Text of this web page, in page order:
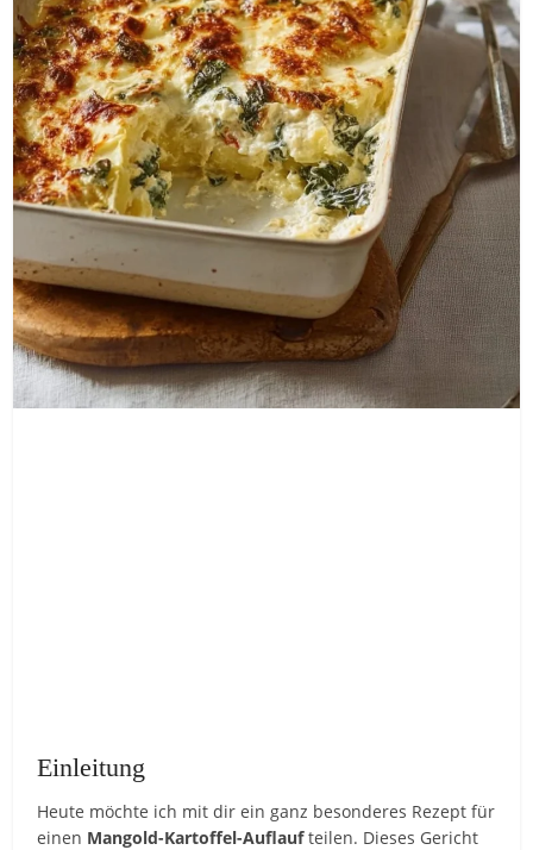
Einleitung
Heute möchte ich mit dir ein ganz besonderes Rezept für
einen Mangold-Kartoffel-Auflaufteilen. Dieses Gericht